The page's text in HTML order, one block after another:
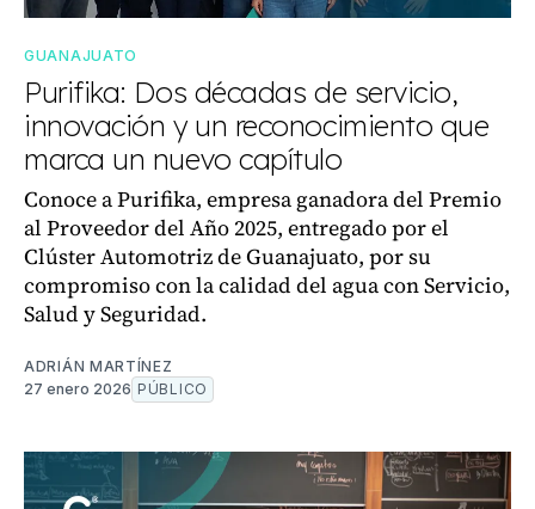
GUANAJUATO
Purifika: Dos décadas de servicio,
innovación y un reconocimiento que
marca un nuevo capítulo
Conoce a Purifika, empresa ganadora del Premio
al Proveedor del Año 2025, entregado por el
Clúster Automotriz de Guanajuato, por su
compromiso con la calidad del agua con Servicio,
Salud y Seguridad.
ADRIÁN MARTÍNEZ
27 enero 2026 PÚBLICO